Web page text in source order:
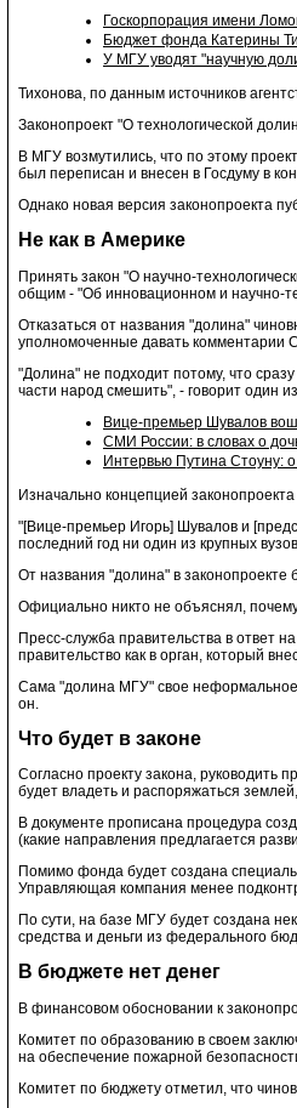
Госкорпорация имени
Бюджет фонда Катерины
У МГУ уводят "научную
Тихонова, по данным источников
Законопроект "О технологической
В МГУ возмутились, что по этому
был переписан и внесен в Госдуму в
Однако новая версия законопроекта
Не как в Америке
Принять закон "О научно-
общим - "Об инновационном и научно-
Отказаться от названия "долина"
уполномоченные давать комментарии
"Долина" не подходит потому, что
части народ смешить", - говорит один
Вице-премьер Шувалов
СМИ России: в словах о
Интервью Путина Стоуну:
Изначально концепцией
"[Вице-премьер Игорь] Шувалов и
последний год ни один из крупных
От названия "долина" в
Официально никто не объяснял,
Пресс-служба правительства в ответ
правительство как в орган, который
Сама "долина МГУ" свое неформальное
он.
Что будет в законе
Согласно проекту закона, руководить
будет владеть и распоряжаться
В документе прописана процедура
(какие направления предлагается
Помимо фонда будет создана
Управляющая компания менее
По сути, на базе МГУ будет создана
средства и деньги из федерального
В бюджете нет денег
В финансовом обосновании к
Комитет по образованию в своем
на обеспечение пожарной
Комитет по бюджету отметил, что